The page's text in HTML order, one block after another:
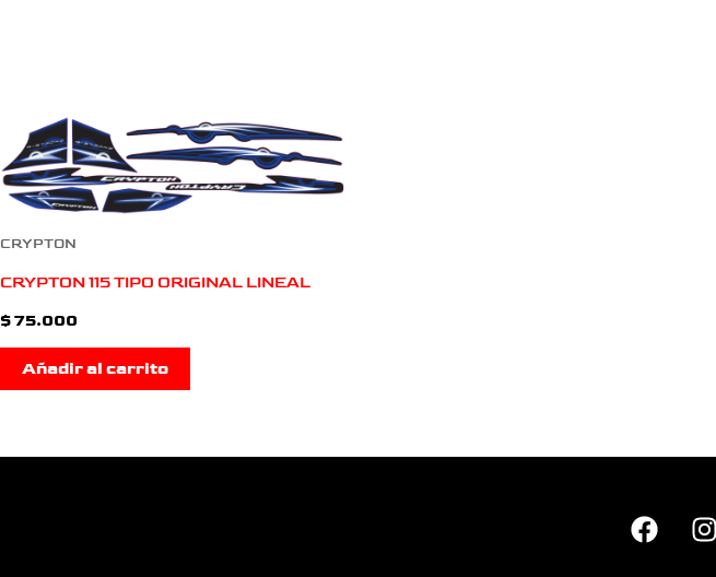
CRYPTON
CRYPTON 115 TIPO ORIGINAL LINEAL
$75.000
Añadir al carrito